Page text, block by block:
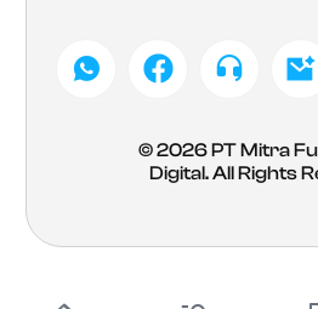
© 2026PT Mitra
Digital. All Rights